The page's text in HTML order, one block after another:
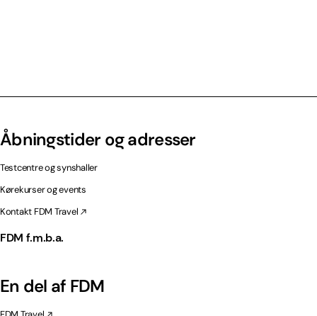
Åbningstider og adresser
Testcentre og synshaller
Kørekurser og events
Kontakt FDM Travel
FDM f.m.b.a.
En del af FDM